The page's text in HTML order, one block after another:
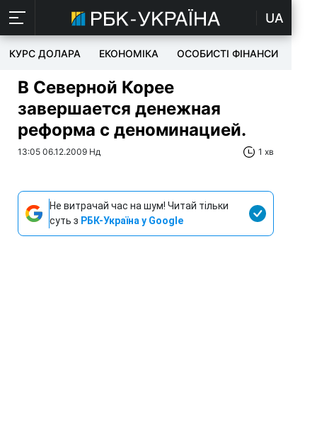
UA
КУРС ДОЛАРА ЕКОНОМІКА ОСОБИСТІ ФІНАНСИ
В Северной Корее
завершается денежная
реформа с деноминацией.
13:05 06.12.2009 Нд 1 хв
Не витрачай час на шум! Читай тільки
суть з РБК-Україна у Google